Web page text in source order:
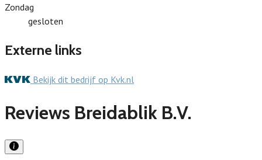
Zondag
gesloten
Externe links
Bekijk dit bedrijf op Kvk.nl
Reviews Breidablik B.V.